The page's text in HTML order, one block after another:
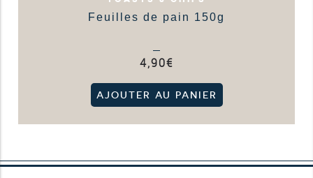
Feuilles de pain 150g
4,90€
AJOUTER AU PANIER